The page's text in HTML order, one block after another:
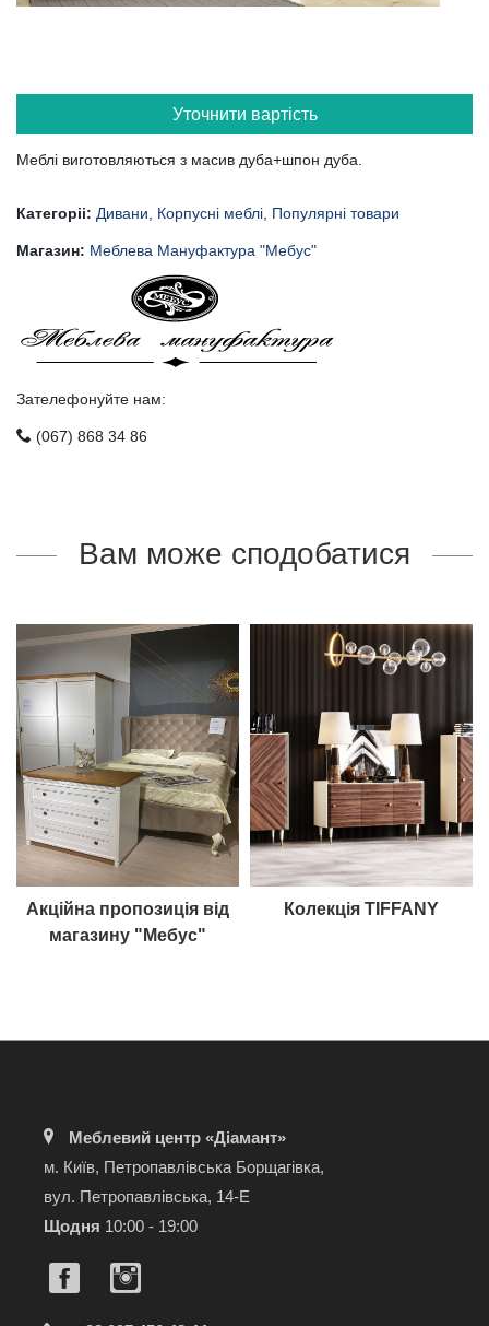
Уточнити вартість
Меблі виготовляються з масив дуба+шпон дуба.
Категоріі: Дивани Корпусні меблі Популярні товари
Магазин: Меблева Мануфактура "Мебус"
Зателефонуйте нам:
(067) 868 34 86
Вам може сподобатися
Акційна пропозиція від
магазину "Мебус"
Колекція TIFFANY
Меблевий центр «Діамант»
м. Київ, Петропавлівська Борщагівка,
вул. Петропавлівська, 14-Е
Щодня 10:00 - 19:00